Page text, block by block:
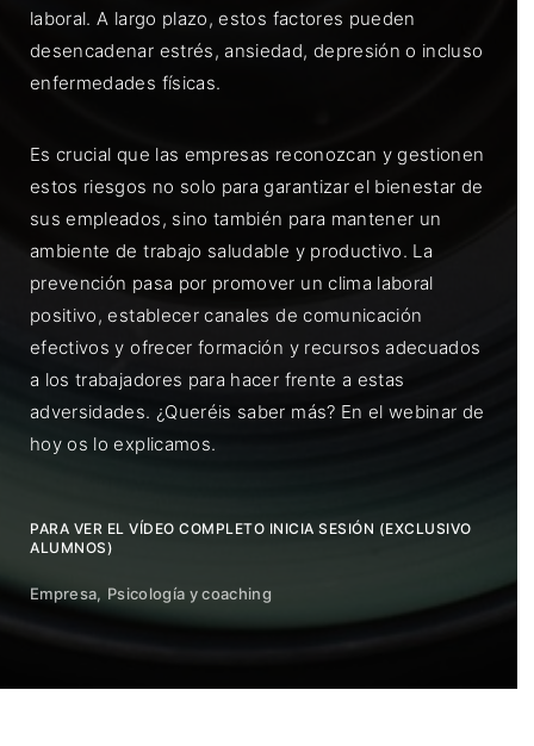
laboral. A largo plazo, estos factores pueden
desencadenar estrés, ansiedad, depresión o incluso
enfermedades físicas.
Es crucial que las empresas reconozcan y gestionen
estos riesgos no solo para garantizar el bienestar de
sus empleados, sino también para mantener un
ambiente de trabajo saludable y productivo. La
prevención pasa por promover un clima laboral
positivo, establecer canales de comunicación
efectivos y ofrecer formación y recursos adecuados
a los trabajadores para hacer frente a estas
adversidades. ¿Queréis saber más? En el webinar de
hoy os lo explicamos.
PARA VER EL VÍDEO COMPLETO INICIA SESIÓN (EXCLUSIVO
ALUMNOS)
Empresa Psicología y coaching